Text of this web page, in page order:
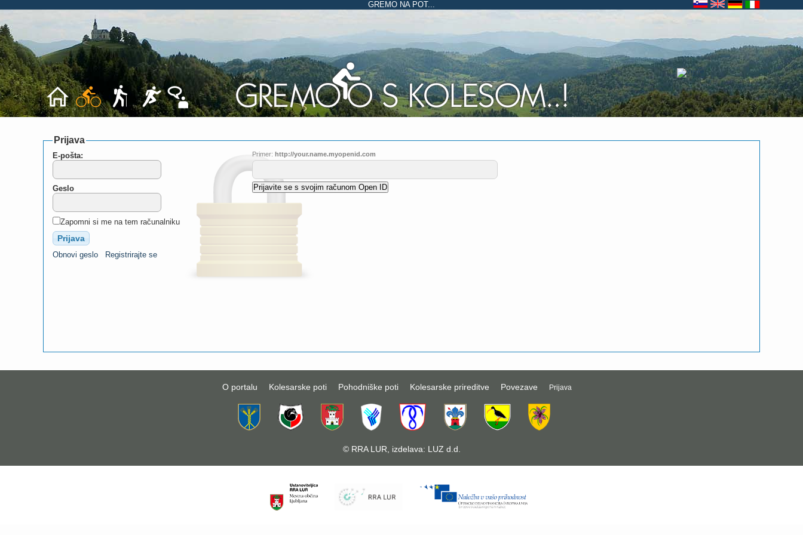
GREMO NA POT...
Prijava
E-pošta:
Geslo
Zapomni si me na tem računalniku
Obnovi geslo Registrirajte se
Primer: http://your.name.myopenid.com
O portalu Kolesarske poti Pohodniške poti Kolesarske prireditve Povezave Prijava
© RRA LUR , izdelava: LUZ d.d.